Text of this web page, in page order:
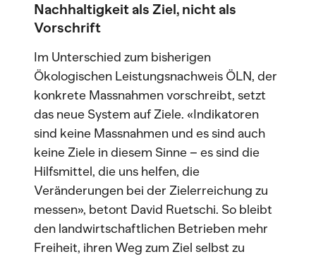
Nachhaltigkeit als Ziel, nicht als
Vorschrift
Im Unterschied zum bisherigen
Ökologischen Leistungsnachweis ÖLN, der
konkrete Massnahmen vorschreibt, setzt
das neue System auf Ziele. «Indikatoren
sind keine Massnahmen und es sind auch
keine Ziele in diesem Sinne – es sind die
Hilfsmittel, die uns helfen, die
Veränderungen bei der Zielerreichung zu
messen», betont David Ruetschi. So bleibt
den landwirtschaftlichen Betrieben mehr
Freiheit, ihren Weg zum Ziel selbst zu